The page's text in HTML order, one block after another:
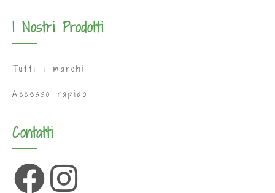
I Nostri Prodotti
Tutti i marchi
Accesso rapido
Contatti